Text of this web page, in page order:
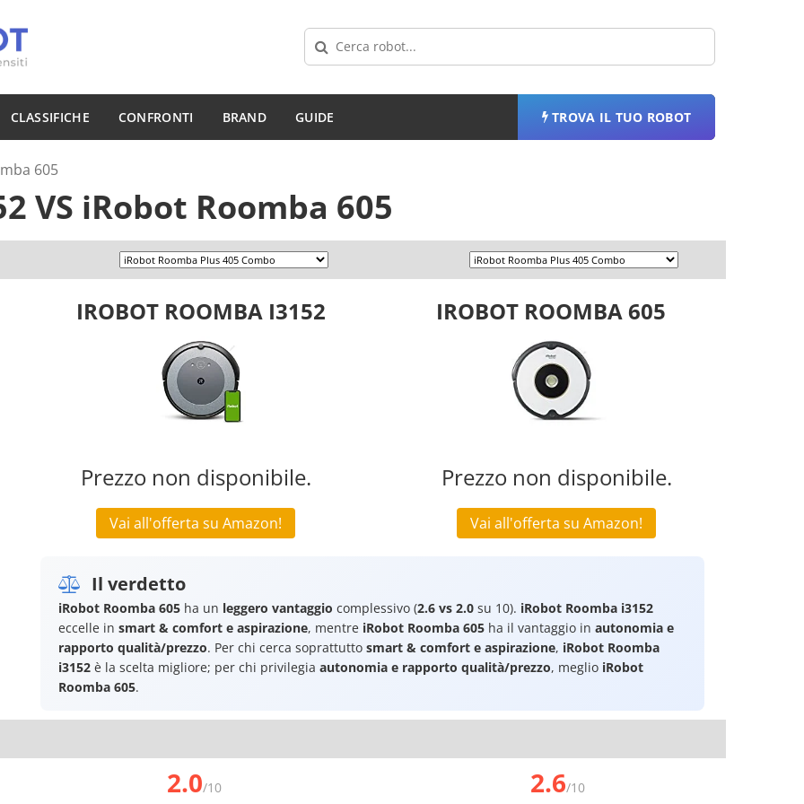
CLASSIFICHE CONFRONTI BRAND GUIDE TROVA IL TUO ROBOT
605
VS iRobot Roomba 605
IROBOT ROOMBA I3152 IROBOT ROOMBA 605
Prezzo non disponibile.
Vai all'offerta su Amazon!
Prezzo non disponibile.
Vai all'offerta su Amazon!
Il verdetto
iRobot Roomba 605 ha un leggero vantaggio complessivo (2.6 vs 2.0 su 10). iRobot Roomba i3152
eccelle in smart & comfort e aspirazione, mentre iRobot Roomba 605 ha il vantaggio in autonomia e
rapporto qualità/prezzo. Per chi cerca soprattutto smart & comfort e aspirazione, iRobot Roomba
i3152 è la scelta migliore; per chi privilegia autonomia e rapporto qualità/prezzo, meglio iRobot
Roomba 605.
2.0/10 2.6/10